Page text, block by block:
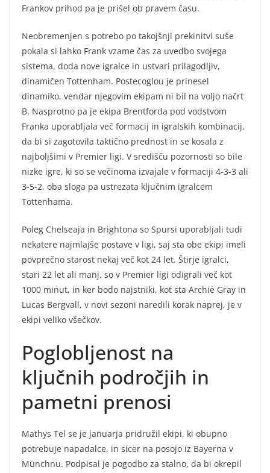
Frankov prihod pa je prišel ob pravem času.
Neobremenjen s potrebo po takojšnji prekinitvi suše
pokala si lahko Frank vzame čas za uvedbo svojega
sistema, doda nove igralce in ustvari prilagodljiv,
dinamičen Tottenham. Postecoglou je prinesel
dinamiko, vendar njegovim ekipam ni bil na voljo načrt
B. Nasprotno pa je ekipa Brentforda pod vodstvom
Franka uporabljala več formacij in igralskih kombinacij,
da bi si zagotovila taktično prednost in se kosala z
najboljšimi v Premier ligi. V središču pozornosti so bile
nizke igre, ki so se večinoma izvajale v formaciji 4-3-3 ali
3-5-2, oba sloga pa ustrezata ključnim igralcem
Tottenhama.
Poleg Chelseaja in Brightona so Spursi uporabljali tudi
nekatere najmlajše postave v ligi, saj sta obe ekipi imeli
povprečno starost nekaj več kot 24 let. Štirje igralci,
stari 22 let ali manj, so v Premier ligi odigrali več kot
1000 minut, in ker bodo najstniki, kot sta Archie Gray in
Lucas Bergvall, v novi sezoni naredili korak naprej, je v
ekipi veliko všečkov.
Poglobljenost na
ključnih področjih in
pametni prenosi
Mathys Tel se je januarja pridružil ekipi, ki obupno
potrebuje napadalce, in sicer na posojo iz Bayerna v
Münchnu. Podpisal je pogodbo za stalno, da bi okrepil